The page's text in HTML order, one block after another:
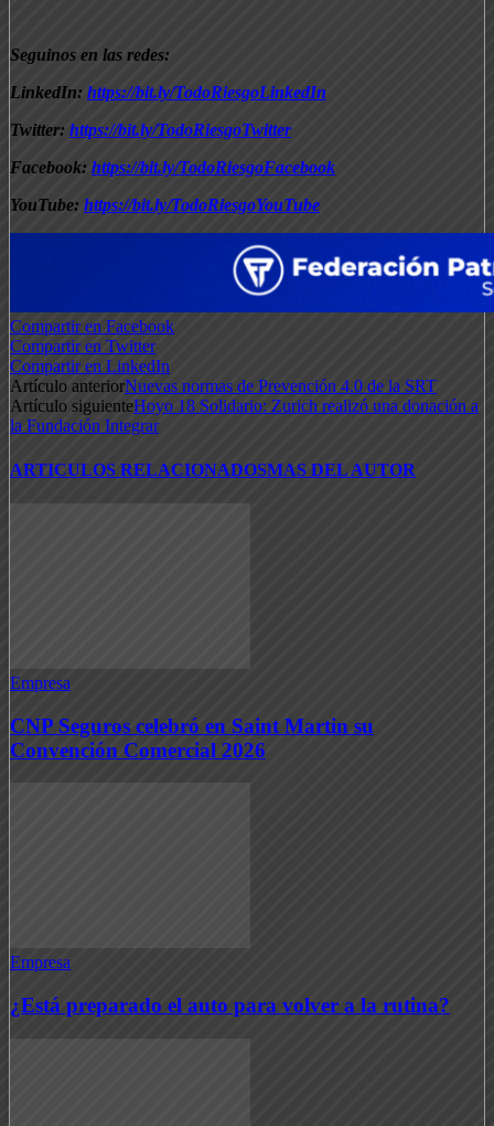
Seguinos en las redes:
LinkedIn: https://bit.ly/TodoRiesgoLinkedIn
Twitter: https://bit.ly/TodoRiesgoTwitter
Facebook: https://bit.ly/TodoRiesgoFacebook
YouTube: https://bit.ly/TodoRiesgoYouTube
Compartir en Facebook
Compartir en Twitter
Compartir en LinkedIn
Artículo anteriorNuevas normas de Prevención 4.0 de la SRT
Artículo siguienteHoyo 18 Solidario: Zurich realizó una donación a
la Fundación Integrar
ARTICULOS RELACIONADOSMAS DEL AUTOR
Empresa
CNP Seguros celebró en Saint Martin su
Convención Comercial 2026
Empresa
¿Está preparado el auto para volver a la rutina?